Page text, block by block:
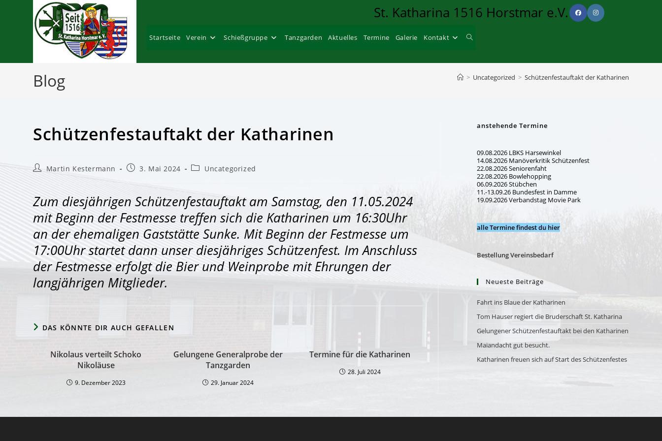
St. Katharina 1516 Horstmar e.V.
Startseite Verein Schießgruppe Tanzgarden Aktuelles Termine Galerie Kontakt Website-
Suche
Blog > Uncategorized > Schützenfestauftakt der Katharinen
Schützenfestauftakt der Katharinen
Beitrags-
Martin Kestermann
Beitrag3. Mai 2024
Beitrags-
Uncategorized
Zum diesjährigen Schützenfestauftakt am Samstag, den 11.05.2024
mit Beginn der Festmesse treffen sich die Katharinen um 16:30Uhr
an der ehemaligen Gaststätte Sunke. Mit Beginn der Festmesse um
17:00Uhr startet dann unser diesjähriges Schützenfest. Im Anschluss
der Festmesse erfolgt die Bier und Weinprobe mit Ehrungen der
langjährigen Mitglieder.
DAS KÖNNTE DIR AUCH GEFALLEN
Nikolaus verteilt Schoko
Nikoläuse
9. Dezember 2023
Gelungene Generalprobe der
Tanzgarden
29. Januar 2024
Termine für die Katharinen
28. Juli 2024
anstehende Termine
09.08.2026 LBKS Harsewinkel
14.08.2026 Manöverkritik Schützenfest
22.08.2026 Seniorenfaht
22.08.2026 Bowlehopping
06.09.2026 Stübchen
11.-13.09.26 Bundesfest in Damme
19.09.2026 Verbandstag Movie Park
alle Termine findest du hier
Bestellung Vereinsbedarf
Neueste Beiträge
Fahrt ins Blaue der Katharinen
Tom Hauser regiert die Bruderschaft St. Katharina
Gelungener Schützenfestauftakt bei den Katharinen
Maiandacht gut besucht.
Katharinen freuen sich auf Start des Schützenfestes